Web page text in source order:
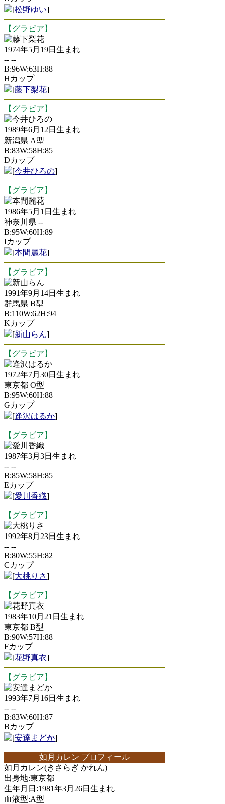
[松野ゆい]
【グラビア】
藤下梨花
1974年5月19日生まれ
-- --
B:96W:63H:88
Hカップ
[藤下梨花]
【グラビア】
今井ひろの
1989年6月12日生まれ
新潟県 A型
B:83W:58H:85
Dカップ
[今井ひろの]
【グラビア】
本間麗花
1986年5月1日生まれ
神奈川県 --
B:95W:60H:89
Iカップ
[本間麗花]
【グラビア】
新山らん
1991年9月14日生まれ
群馬県 B型
B:110W:62H:94
Kカップ
[新山らん]
【グラビア】
逢沢はるか
1972年7月30日生まれ
東京都 O型
B:95W:60H:88
Gカップ
[逢沢はるか]
【グラビア】
愛川香織
1987年3月3日生まれ
-- --
B:85W:58H:85
Eカップ
[愛川香織]
【グラビア】
大桃りさ
1992年8月23日生まれ
-- --
B:80W:55H:82
Cカップ
[大桃りさ]
【グラビア】
花野真衣
1983年10月21日生まれ
東京都 B型
B:90W:57H:88
Fカップ
[花野真衣]
【グラビア】
安達まどか
1993年7月16日生まれ
-- --
B:83W:60H:87
Bカップ
[安達まどか]
如月カレン プロフィール
如月カレン(きさらぎ かれん)
出身地:東京都
生年月日:1981年3月26日生まれ
血液型:A型